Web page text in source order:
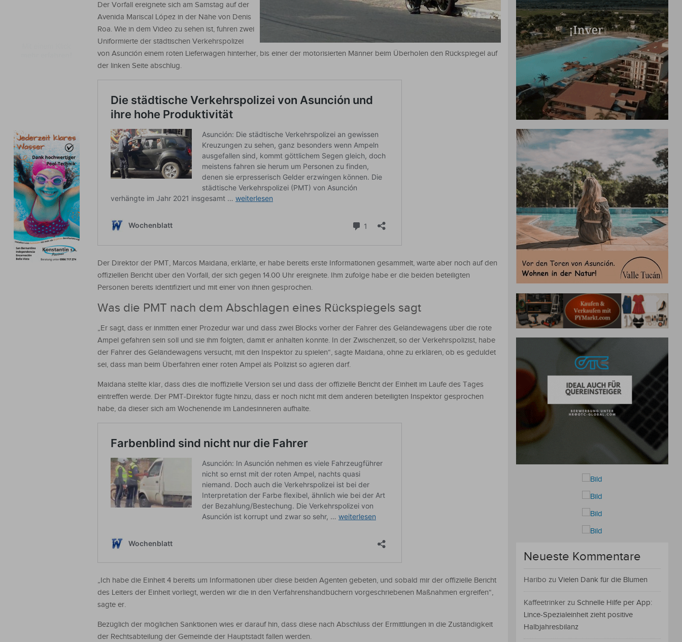
Der Vorfall ereignete sich am Samstag auf der
Avenida Mariscal López in der Nähe von Denis
Roa. Wie in dem Video zu sehen ist, fuhren zwei
Uniformierte der städtischen Verkehrspolizei
von Asunción einem roten Lieferwagen hinterher, bis einer der motorisierten Männer beim Überholen den Rückspiegel auf
der linken Seite abschlug.
Der Direktor der PMT, Marcos Maidana, erklärte, er habe bereits erste Informationen gesammelt, warte aber noch auf den
offiziellen Bericht über den Vorfall, der sich gegen 14.00 Uhr ereignete. Ihm zufolge habe er die beiden beteiligten
Personen bereits identifiziert und mit einer von ihnen gesprochen.
Was die PMT nach dem Abschlagen eines Rückspiegels sagt
„Er sagt, dass er inmitten einer Prozedur war und dass zwei Blocks vorher der Fahrer des Geländewagens über die rote
Ampel gefahren sein soll und sie ihm folgten, damit er anhalten konnte. In der Zwischenzeit, so der Verkehrspolizist, habe
der Fahrer des Geländewagens versucht, mit den Inspektor zu spielen“, sagte Maidana, ohne zu erklären, ob es geduldet
sei, dass man beim Überfahren einer roten Ampel als Polizist so agieren darf.
Maidana stellte klar, dass dies die inoffizielle Version sei und dass der offizielle Bericht der Einheit im Laufe des Tages
eintreffen werde. Der PMT-Direktor fügte hinzu, dass er noch nicht mit dem anderen beteiligten Inspektor gesprochen
habe, da dieser sich am Wochenende im Landesinneren aufhalte.
„Ich habe die Einheit 4 bereits um Informationen über diese beiden Agenten gebeten, und sobald mir der offizielle Bericht
des Leiters der Einheit vorliegt, werden wir die in den Verfahrenshandbüchern vorgeschriebenen Maßnahmen ergreifen“,
sagte er.
Bezüglich der möglichen Sanktionen wies er darauf hin, dass diese nach Abschluss der Ermittlungen in die Zuständigkeit
der Rechtsabteilung der Gemeinde der Hauptstadt fallen werden.
Neueste Kommentare
Haribo zu Vielen Dank für die Blumen
Kaffeetrinker zu Schnelle Hilfe per App:
Lince-Spezialeinheit zieht positive
Halbjahresbilanz